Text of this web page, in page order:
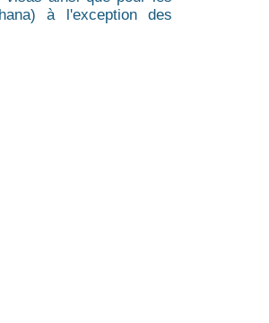
à l'exception des